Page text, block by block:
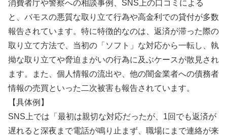
消費者庁や警察への相談事例、SNS上の口コミによる
と、バモスの悪質な取り立て行為や高金利での貸付が多数
報告されています。特に特徴的なのは、返済が滞った際の
取り立て方法で、当初の「ソフト」な対応から一転し、執
拗な取り立てや脅迫まがいの行為に及ぶケースが散見され
ます。また、個人情報の流出や、他の闇金業者への債務者
情報の売買といった二次被害も報告されています。
【具体例】
SNS上では「最初は親切な対応だったが、1回でも返済が
遅れると深夜まで電話が鳴り止まず、職場にまで連絡が来